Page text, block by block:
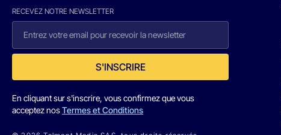
RECEVEZ NOTRE NEWSLETTER
S'INSCRIRE
En cliquant sur s'inscrire, vous confirmez que vous
acceptez nosTermes et Conditions